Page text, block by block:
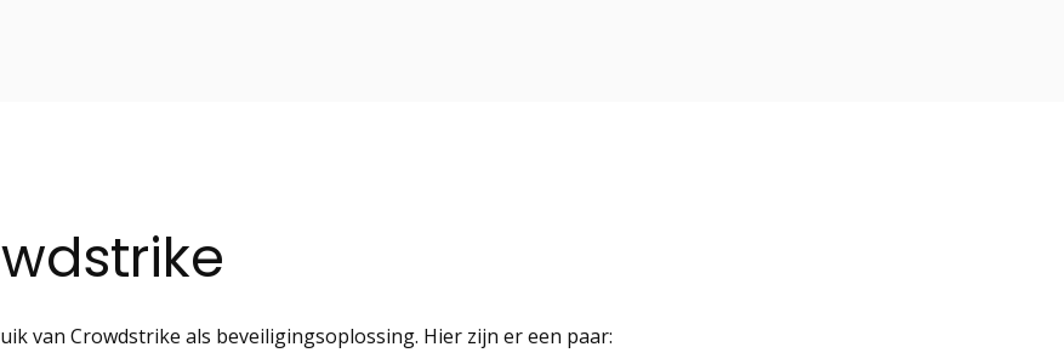
van Crowdstrike als beveiligingsoplossing. Hier zijn er een paar: